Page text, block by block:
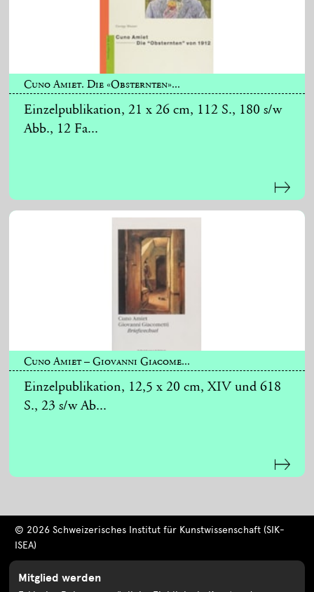
Cuno Amiet. Die «Obsternten»...
Einzelpublikation, 21 x 26 cm, 112 S., 180 s/w
Abb., 12 Fa...
Cuno Amiet – Giovanni Giacome...
Einzelpublikation, 12,5 x 20 cm, XIV und 618
S., 23 s/w Ab...
© 2026 Schweizerisches Institut für Kunstwissenschaft (SIK-
ISEA)
Mitglied werden